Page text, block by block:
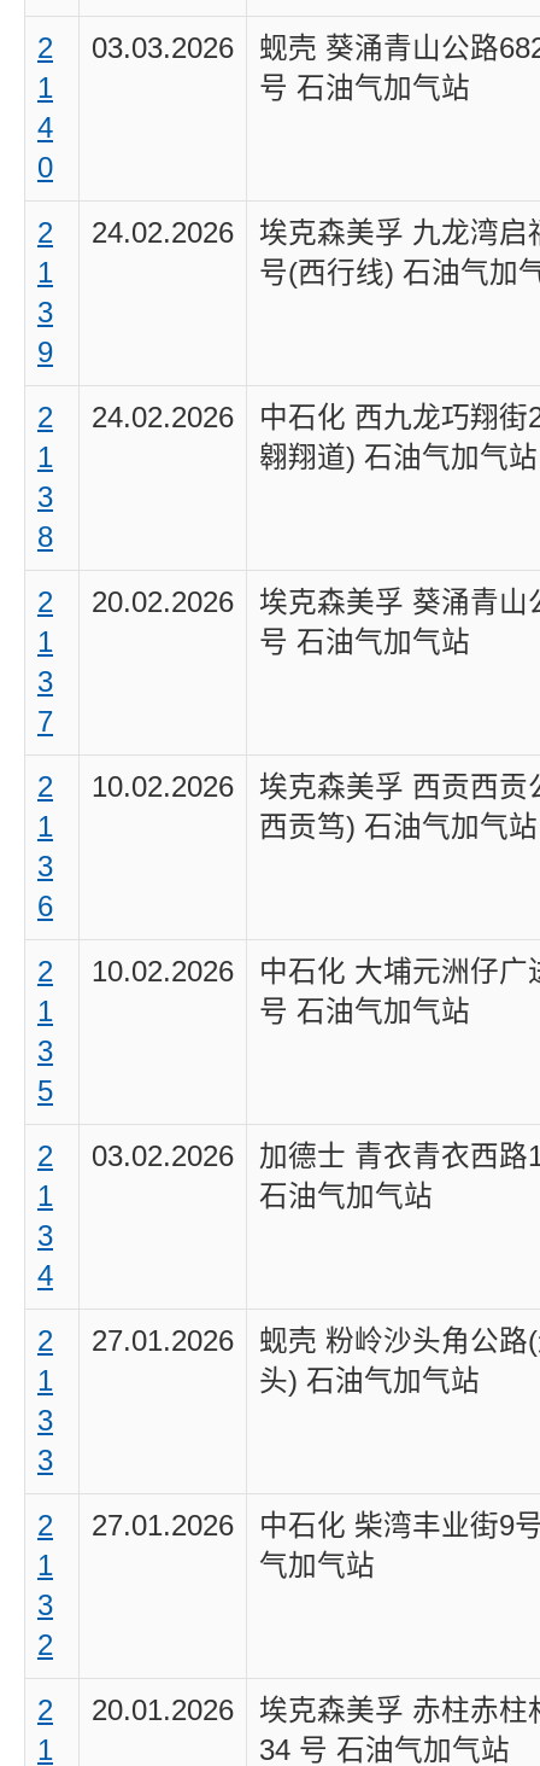
2
1
4
0
03.03.2026
蚬壳 葵涌青山公路
号 石油气加气站
2
1
3
9
24.02.2026
埃克森美孚 九龙湾启
号(西行线) 石油气加
2
1
3
8
24.02.2026
中石化 西九龙巧翔街
翱翔道) 石油气加气站
2
1
3
7
20.02.2026
埃克森美孚 葵涌青山
号 石油气加气站
2
1
3
6
10.02.2026
埃克森美孚 西贡西贡
西贡笃) 石油气加气站
2
1
3
5
10.02.2026
中石化 大埔元洲仔广
号 石油气加气站
2
1
3
4
03.02.2026
加德士 青衣青衣西路
石油气加气站
2
1
3
3
27.01.2026
蚬壳 粉岭沙头角公路
头) 石油气加气站
2
1
3
2
27.01.2026
中石化 柴湾丰业街9
气加气站
2
1
20.01.2026
埃克森美孚 赤柱赤柱
34 号 石油气加气站